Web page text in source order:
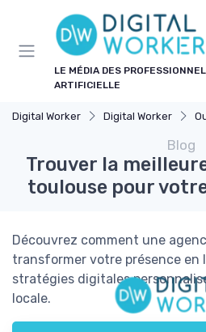
LE MÉDIA DES
ARTIFICIELLE
Digital Worker Digital Worker
Blog
Trouver la
toulouse pour
Découvrez comment une
transformer votre présence en
stratégies digitales
locale.